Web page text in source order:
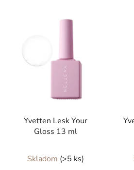
Yvetten Lesk Your
Gloss 13 ml
Skladom (>5 ks)